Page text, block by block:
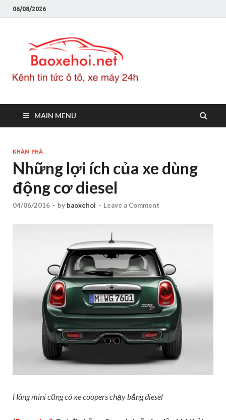
06/08/2026
MAIN MENU
KHÁM PHÁ
Những lợi ích của xe dùng
động cơ diesel
04/06/2016 - by baoxehoi - Leave a Comment
Hãng mini cũng có xe coopers chạy bằng diesel